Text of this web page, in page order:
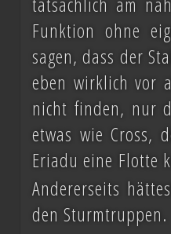
Funktion ohne
sagen, dass der
eben wirklich vor
nicht finden, nur
etwas wie Cross,
Eriadu eine Flotte
Andererseits
den Sturmtruppen.